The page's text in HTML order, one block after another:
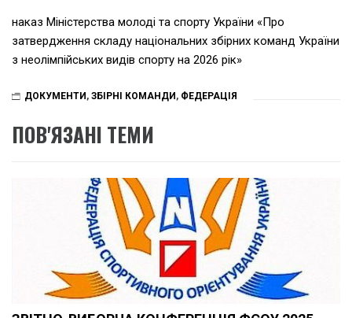
наказ Міністерства молоді та спорту України «Про
затвердження складу національних збірних команд України
з неолімпійських видів спорту на 2026 рік»
ДОКУМЕНТИ , ЗБІРНІ КОМАНДИ , ФЕДЕРАЦІЯ
ПОВ'ЯЗАНІ ТЕМИ